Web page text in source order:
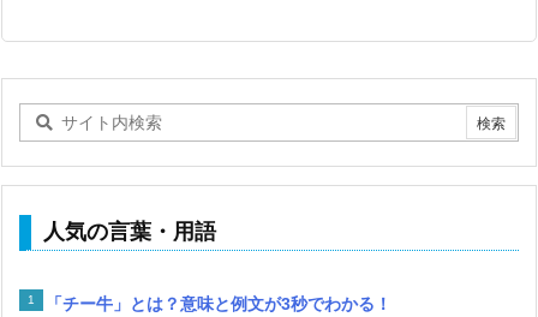
人気の言葉・用語
「チー牛」とは？意味と例文が3秒でわかる！